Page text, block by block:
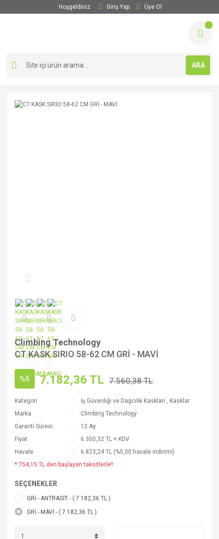
Hoşgeldiniz Giriş Yap Üye Ol
ARA
Climbing Technology
CT KASK SIRIO 58-62 CM GRİ - MAVİ
%5 7.182,36 TL 7.560,38 TL
Kategori İş Güvenliği ve Dağcılık Kaskları , Kasklar
Marka
Climbing Technology
Garanti Süresi
12 Ay
Fiyat
6.300,32 TL + KDV
Havale
6.823,24 TL (%5,00 havale indirimi)
* 754,15 TL den başlayan taksitlerle!!
SEÇENEKLER
GRİ - ANTRASİT - ( 7.182,36 TL )
GRİ - MAVİ - ( 7.182,36 TL )